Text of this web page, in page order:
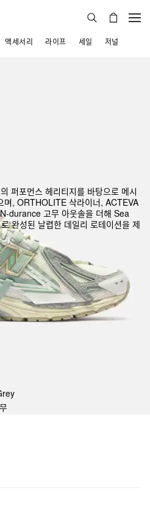
액세서리 라이프 세일 저널
퍼포먼스 헤리티지를 바탕으로 메시
며, ORTHOLITE 삭라이너, ACTEVA
durance 고무 아웃솔을 더해 Sea
완성된 날렵한 데일리 로테이션을 제